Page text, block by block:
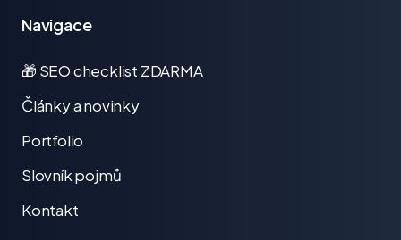
Navigace
🎁 SEO checklist ZDARMA
Články a novinky
Portfolio
Slovník pojmů
Kontakt